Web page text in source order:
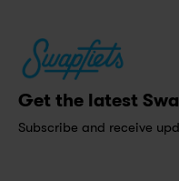
Get the latest
Subscribe and receive